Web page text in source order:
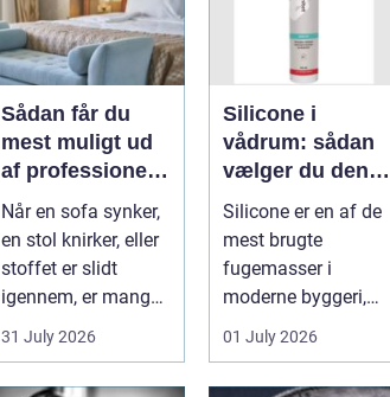
Sådan får du
mest muligt ud
af professionel
møbelpolstring
Når en sofa synker,
en stol knirker, eller
stoffet er slidt
igennem, er mange
fristede til bar...
31 July 2026
Silicone i
vådrum: sådan
vælger du den
rigtige
fugemasse
Silicone er en af de
mest brugte
fugemasser i
moderne byggeri,
især i badeværelser,
01 July 2026